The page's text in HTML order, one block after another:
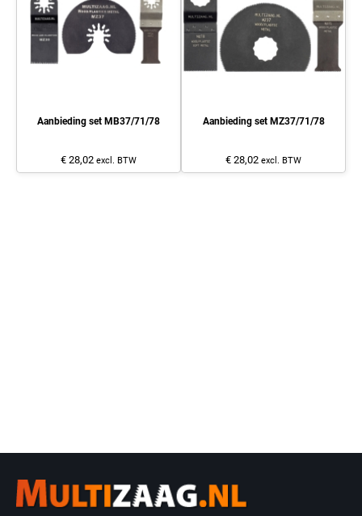
Aanbieding set MB37/71/78
€ 28,02 excl. BTW
Aanbieding set MZ37/71/78
€ 28,02 excl. BTW